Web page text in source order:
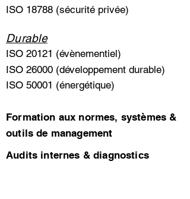
ISO 18788 (sécurité privée)
Durable
ISO 20121 (évènementiel)
ISO 26000 (développement durable)
ISO 50001 (énergétique)
Formation aux normes, systèmes &
outils de management
Audits internes & diagnostics